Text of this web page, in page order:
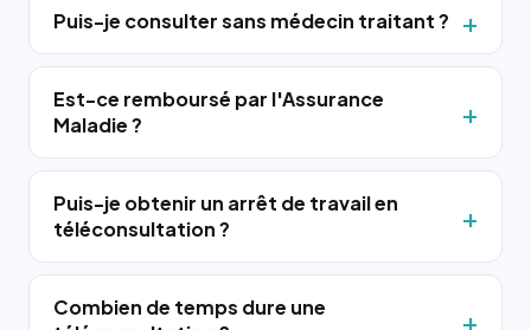
Puis-je consulter sans médecin traitant ?
Est-ce remboursé par l'Assurance
Maladie ?
Puis-je obtenir un arrêt de travail en
téléconsultation ?
Combien de temps dure une